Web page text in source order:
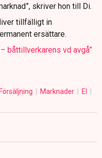
skriver hon till Di.
tillfälligt in
ersättare.
båttillverkarens vd avgå”
Försäljning Marknader
El